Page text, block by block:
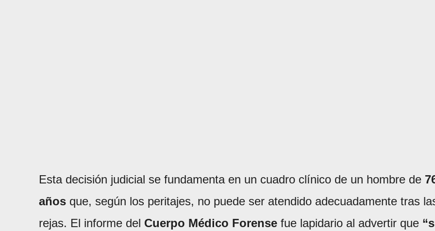
Esta decisión judicial se fundamenta en un cuadro clínico de un hombre de
años que, según los peritajes, no puede ser atendido adecuadamente tras
rejas. El informe del Cuerpo Médico Forense fue lapidario al advertir que